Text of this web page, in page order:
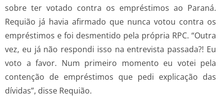
sobre ter votado contra os empréstimos ao Paraná.
Requião já havia afirmado que nunca votou contra os
empréstimos e foi desmentido pela própria RPC. “Outra
vez, eu já não respondi isso na entrevista passada?! Eu
voto a favor. Num primeiro momento eu votei pela
contenção de empréstimos que pedi explicação das
dívidas”, disse Requião.